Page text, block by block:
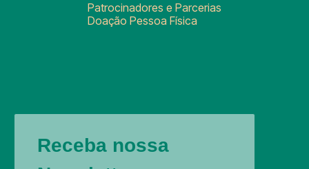
Patrocinadores e Parcerias
Doação Pessoa Física